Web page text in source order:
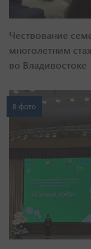
Чествование
многолетним
во Владивостоке
8 фото